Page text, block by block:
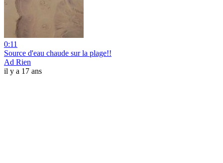
0:11
Source d'eau chaude sur la plage!!
Ad Rien
il y a 17 ans